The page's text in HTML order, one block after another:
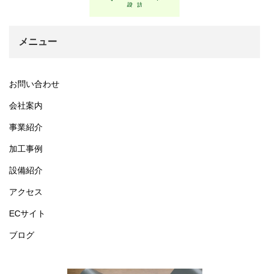
メニュー
お問い合わせ
会社案内
事業紹介
加工事例
設備紹介
アクセス
ECサイト
ブログ